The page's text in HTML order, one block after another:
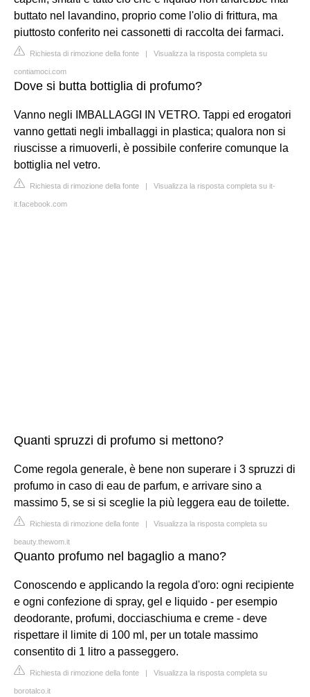
buttato nel lavandino, proprio come l'olio di frittura, ma
piuttosto conferito nei cassonetti di raccolta dei farmaci.
Richiesta di rimozione della fonte | Visualizza la risposta completa su
contiamoci.com
Dove si butta bottiglia di profumo?
Vanno negli IMBALLAGGI IN VETRO. Tappi ed erogatori
vanno gettati negli imballaggi in plastica; qualora non si
riuscisse a rimuoverli, è possibile conferire comunque la
bottiglia nel vetro.
Richiesta di rimozione della fonte | Visualizza la risposta completa su it-
it.facebook.com
Quanti spruzzi di profumo si mettono?
Come regola generale, è bene non superare i 3 spruzzi di
profumo in caso di eau de parfum, e arrivare sino a
massimo 5, se si si sceglie la più leggera eau de toilette.
Richiesta di rimozione della fonte | Visualizza la risposta completa su
beauty.thewom.it
Quanto profumo nel bagaglio a mano?
Conoscendo e applicando la regola d'oro: ogni recipiente
e ogni confezione di spray, gel e liquido - per esempio
deodorante, profumi, docciaschiuma e creme - deve
rispettare il limite di 100 ml, per un totale massimo
consentito di 1 litro a passeggero.
Richiesta di rimozione della fonte | Visualizza la risposta completa su
borotalco.it